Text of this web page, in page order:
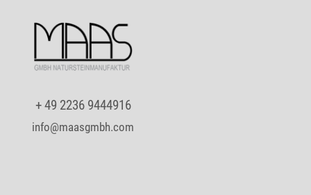
+ 49 2236 9444916
info@maasgmbh.com